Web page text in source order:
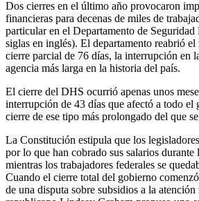
Dos cierres en el último año provocaron
financieras para decenas de miles de
particular en el Departamento de
siglas en inglés). El departamento reabrió el
cierre parcial de 76 días, la interrupción en
agencia más larga en la historia del país.
El cierre del DHS ocurrió apenas unos
interrupción de 43 días que afectó a todo el
cierre de ese tipo más prolongado del que
La Constitución estipula que los
por lo que han cobrado sus salarios durante
mientras los trabajadores federales se
Cuando el cierre total del gobierno
de una disputa sobre subsidios a la